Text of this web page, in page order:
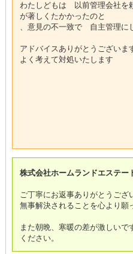
わたしどもは 以前管理会社を
が著しくたかかったのと
、意見の不一致で 自主管理に
アドバイスありがとうございま
よく考えて対処いたします
株式会社ホームランドエステー
ご丁寧にお返事ありがとうござ
無事解決されることを心より願
また朝晩、寒暖の差が激しい
ください。